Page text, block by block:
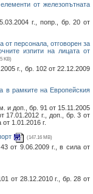
от железопътната
г., попр., бр. 20 от
от персонала, отговорен за
изпити на лицата от
KB)
г., бр. 102 от 22.12.2009
в рамките на Европейския
и доп., бр. 91 от 15.11.2005
17.01.2012 г., доп., бр. 3 от
1.01.2016 г.
(147.16 MB)
от 9.06.2009 г., в сила от
от 28.12.2010 г., бр. 28 от